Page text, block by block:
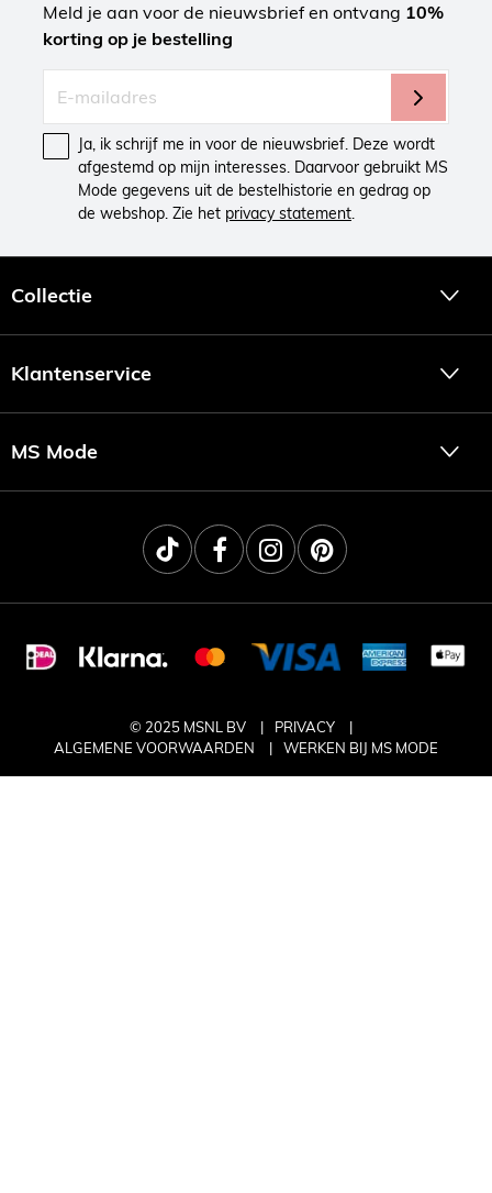
Meld je aan voor de nieuwsbrief en ontvang 10%
korting op je bestelling
Ja, ik schrijf me in voor de nieuwsbrief. Deze wordt
afgestemd op mijn interesses. Daarvoor gebruikt MS
Mode gegevens uit de bestelhistorie en gedrag op
de webshop. Zie het privacy statement.
Collectie
Klantenservice
MS Mode
© 2025 MSNL BV
PRIVACY
ALGEMENE VOORWAARDEN
WERKEN BIJ MS MODE